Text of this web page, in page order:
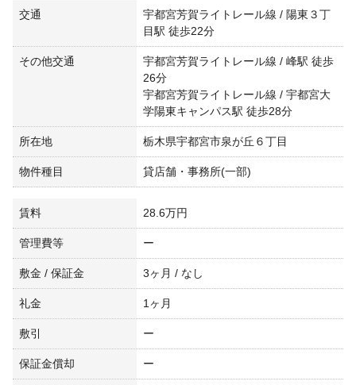
交通
宇都宮芳賀ライトレール線 / 陽東３丁
目駅 徒歩22分
その他交通
宇都宮芳賀ライトレール線 / 峰駅 徒歩
26分
宇都宮芳賀ライトレール線 / 宇都宮大
学陽東キャンパス駅 徒歩28分
所在地 栃木県宇都宮市泉が丘６丁目
物件種目 貸店舗・事務所(一部)
賃料 28.6万円
管理費等 ー
敷金 / 保証金 3ヶ月 / なし
礼金 1ヶ月
敷引 ー
保証金償却 ー